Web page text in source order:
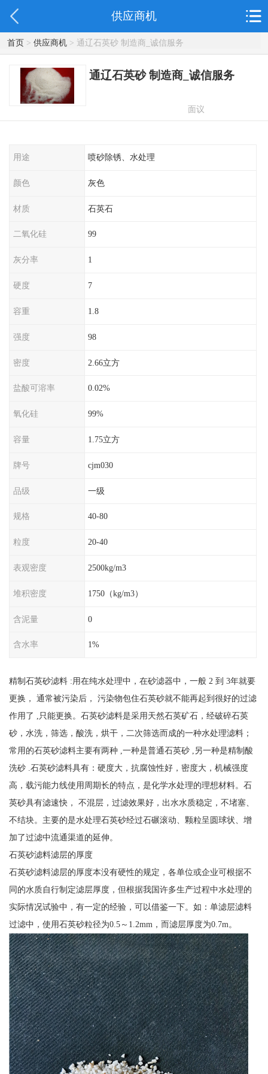
供应商机
首页> 供应商机> 通辽石英砂 制造商_诚信服务
通辽石英砂 制造商_诚信服务
面议
用途 喷砂除锈、水处理
颜色 灰色
材质 石英石
二氧化硅 99
灰分率 1
硬度 7
容重 1.8
强度 98
密度 2.66立方
盐酸可溶率 0.02%
氧化硅 99%
容量 1.75立方
牌号 cjm030
品级 一级
规格 40-80
粒度 20-40
表观密度 2500kg/m3
堆积密度 1750（kg/m3）
含泥量 0
含水率 1%
精制石英砂滤料 :用在纯水处理中，在砂滤器中，一般 2 到 3年就要
更换， 通常被污染后， 污染物包住石英砂就不能再起到很好的过滤
作用了 ,只能更换。石英砂滤料是采用天然石英矿石，经破碎石英
砂，水洗，筛选，酸洗，烘干，二次筛选而成的一种水处理滤料；
常用的石英砂滤料主要有两种 ,一种是普通石英砂 ,另一种是精制酸
洗砂 .石英砂滤料具有：硬度大，抗腐蚀性好，密度大，机械强度
高，载污能力线使用周期长的特点，是化学水处理的理想材料。石
英砂具有滤速快， 不混层，过滤效果好，出水水质稳定，不堵塞、
不结块。主要的是水处理石英砂经过石碾滚动、颗粒呈圆球状、增
加了过滤中流通渠道的延伸。
石英砂滤料滤层的厚度
石英砂滤料滤层的厚度本没有硬性的规定，各单位或企业可根据不
同的水质自行制定滤层厚度，但根据我国许多生产过程中水处理的
实际情况试验中，有一定的经验，可以借鉴一下。如：单滤层滤料
过滤中，使用石英砂粒径为0.5～1.2mm，而滤层厚度为0.7m。